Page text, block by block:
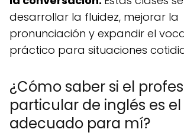
desarrollar la fluidez, mejorar la
pronunciación y expandir el
práctico para situaciones
¿Cómo saber si el
particular de inglés es el
adecuado para mí?